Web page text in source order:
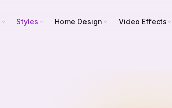
Styles Home Design Video Effects